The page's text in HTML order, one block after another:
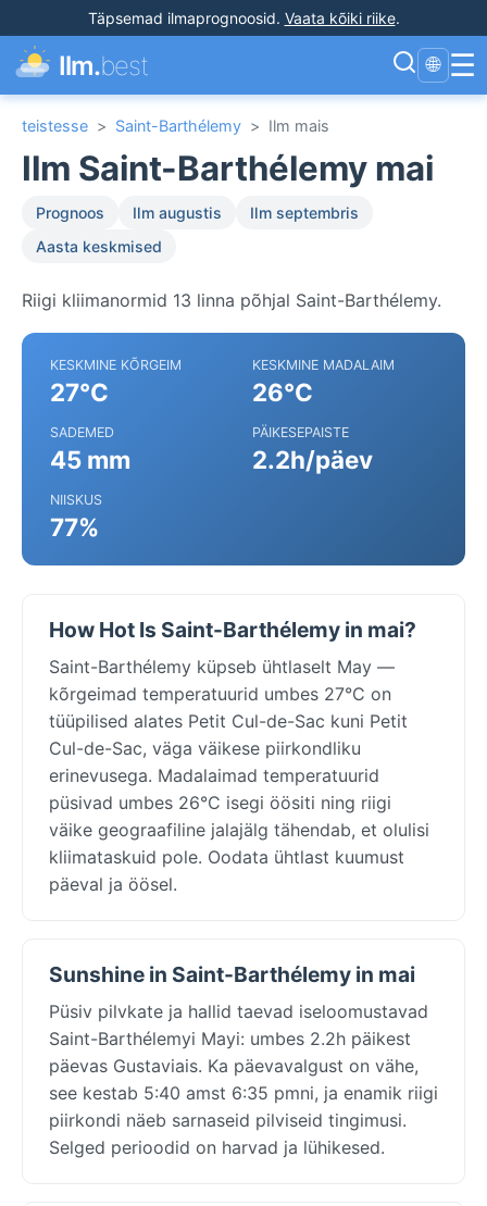
Täpsemad ilmaprognoosid. Vaata kõiki riike.
Ilm.best 🌐 ☰
teistesse > Saint-Barthélemy > Ilm mais
Ilm Saint-Barthélemy mai
Prognoos Ilm augustis
Ilm septembris
Aasta keskmised
Riigi kliimanormid 13 linna põhjal Saint-Barthélemy.
KESKMINE KÕRGEIM
27°C
KESKMINE MADALAIM
26°C
SADEMED
45 mm
PÄIKESEPAISTE
2.2h/päev
NIISKUS
77%
How Hot Is Saint-Barthélemy in mai?
Saint-Barthélemy küpseb ühtlaselt May —
kõrgeimad temperatuurid umbes 27°C on
tüüpilised alates Petit Cul-de-Sac kuni Petit
Cul-de-Sac, väga väikese piirkondliku
erinevusega. Madalaimad temperatuurid
püsivad umbes 26°C isegi öösiti ning riigi
väike geograafiline jalajälg tähendab, et olulisi
kliimataskuid pole. Oodata ühtlast kuumust
päeval ja öösel.
Sunshine in Saint-Barthélemy in mai
Püsiv pilvkate ja hallid taevad iseloomustavad
Saint-Barthélemyi Mayi: umbes 2.2h päikest
päevas Gustaviais. Ka päevavalgust on vähe,
see kestab 5:40 amst 6:35 pmni, ja enamik riigi
piirkondi näeb sarnaseid pilviseid tingimusi.
Selged perioodid on harvad ja lühikesed.